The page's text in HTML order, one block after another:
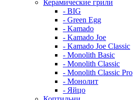
Керамические грили
- BIG
- Green Egg
- Kamado
- Kamado Joe
- Kamado Joe Classic
- Monolith Basic
- Monolith Classic
- Monolith Classic Pro
- Монолит
- Яйцо